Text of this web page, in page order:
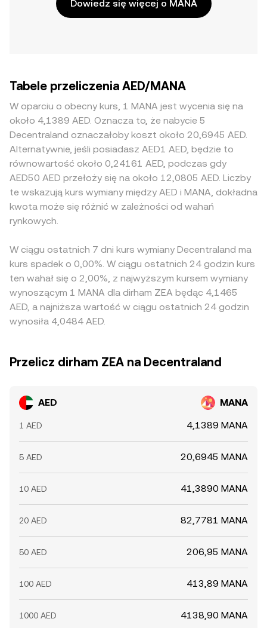
Dowiedz się więcej o MANA
Tabele przeliczenia AED/MANA
W oparciu o obecny kurs, 1 MANA jest wycenia się na
około 4,1389 AED. Oznacza to, że nabycie 5
Decentraland oznaczałoby koszt około 20,6945 AED.
Alternatywnie, jeśli posiadasz AED1 AED, będzie to
równowartość około 0,24161 AED, podczas gdy
AED50 AED przełoży się na około 12,0805 AED. Liczby
te wskazują kurs wymiany między AED i MANA, dokładna
kwota może się różnić w zależności od wahań
rynkowych.
W ciągu ostatnich 7 dni kurs wymiany Decentraland ma
kurs spadek o 0,00%. W ciągu ostatnich 24 godzin kurs
ten wahał się o 2,00%, z najwyższym kursem wymiany
wynoszącym 1 MANA dla dirham ZEA będąc 4,1465
AED, a najniższa wartość w ciągu ostatnich 24 godzin
wynosiła 4,0484 AED.
Przelicz dirham ZEA na Decentraland
AED MANA
1 AED 4,1389 MANA
5 AED 20,6945 MANA
10 AED 41,3890 MANA
20 AED 82,7781 MANA
50 AED 206,95 MANA
100 AED 413,89 MANA
1000 AED 4138,90 MANA